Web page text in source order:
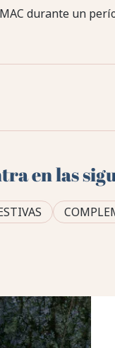
durante un
en las